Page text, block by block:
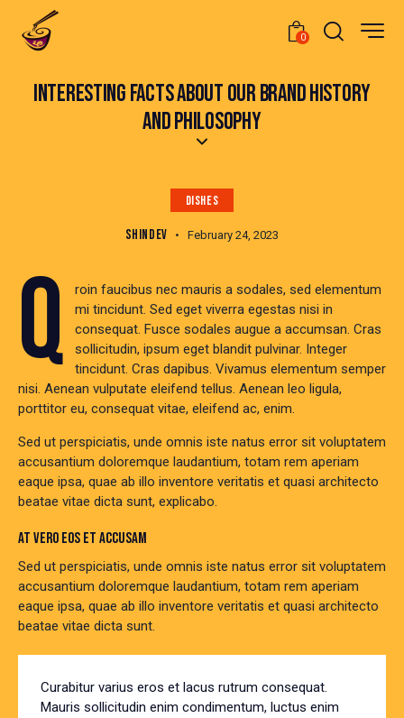
0
INTERESTING FACTS ABOUT OUR BRAND HISTORY
AND PHILOSOPHY
DISHES
SHINDEV February 24, 2023
Q
roin faucibus nec mauris a sodales, sed elementum
mi tincidunt. Sed eget viverra egestas nisi in
consequat. Fusce sodales augue a accumsan. Cras
sollicitudin, ipsum eget blandit pulvinar. Integer
tincidunt. Cras dapibus. Vivamus elementum semper
nisi. Aenean vulputate eleifend tellus. Aenean leo ligula,
porttitor eu, consequat vitae, eleifend ac, enim.
Sed ut perspiciatis, unde omnis iste natus error sit voluptatem
accusantium doloremque laudantium, totam rem aperiam
eaque ipsa, quae ab illo inventore veritatis et quasi architecto
beatae vitae dicta sunt, explicabo.
AT VERO EOS ET ACCUSAM
Sed ut perspiciatis, unde omnis iste natus error sit voluptatem
accusantium doloremque laudantium, totam rem aperiam
eaque ipsa, quae ab illo inventore veritatis et quasi architecto
beatae vitae dicta sunt.
Curabitur varius eros et lacus rutrum consequat.
Mauris sollicitudin enim condimentum, luctus enim